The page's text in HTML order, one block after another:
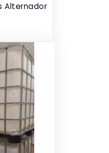
Alternador